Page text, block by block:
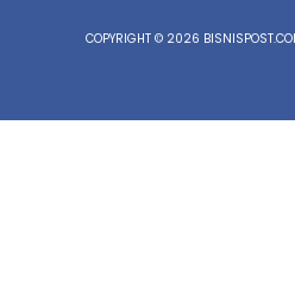
COPYRIGHT © 2026